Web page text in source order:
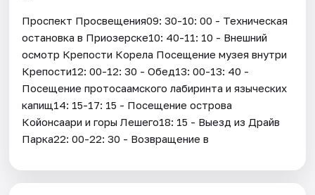
Проспект Просвещения09: 30-10: 00 - Техническая
остановка в Приозерске10: 40-11: 10 - Внешний
осмотр Крепости Корела Посещение музея внутри
Крепости12: 00-12: 30 - Обед13: 00-13: 40 -
Посещение протосаамского лабиринта и языческих
капищ14: 15-17: 15 - Посещение острова
Койонсаари и горы Лешего18: 15 - Выезд из Драйв
Парка22: 00-22: 30 - Возвращение в